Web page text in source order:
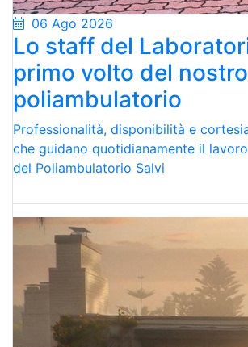
06 Ago 2026
Lo staff del
primo volto del nostro
poliambulatorio
Professionalità, disponibilità e
che guidano quotidianamente il
del Poliambulatorio Salvi